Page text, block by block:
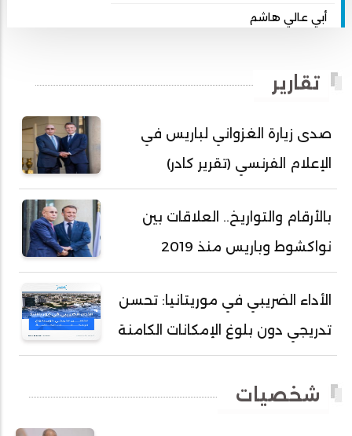
أبي عالي هاشم
أحمد بداه
أحمد دداهي مختار
أحمد زيدان ولد محمد محمود
أحمد سالم بكار
أحمد سالم ولد بده
أحمد سالم ولد بكار
أحمد سيد أحمد أج
أحمد طالب ولد محمد
أحمد عبد الله أحمد مسكه
تقارير
صدى زيارة الغزواني لباريس في
الإعلام الفرنسي (تقرير كادر)
بالأرقام والتواريخ.. العلاقات بين
نواكشوط وباريس منذ 2019
الأداء الضريبي في موريتانيا: تحسن
تدريجي دون بلوغ الإمكانات الكامنة
شخصيات